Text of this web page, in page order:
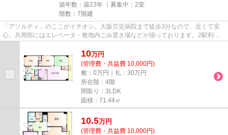
築年数：築23年 ｜募集中： 2室
階数：7階建
「アソルティ」のここがイチオシ。大阪労災病院まで徒歩3分なので、近くて安
心。共用部にはエレベータ・敷地内ごみ置き場などが揃っております。2駅利用
10万円
(管理費・共益費 10,000円)
敷：0万円｜礼：30万円
所在階：4階
間取り：3LDK
面積：71.44㎡
10.5万円
(管理費・共益費 10,000円)